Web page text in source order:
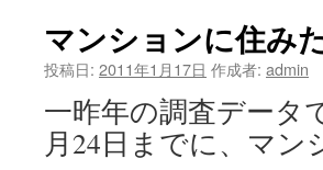
マンションに住み
投稿日: 2011年1月17日 作成者: admin
一昨年の調査データ
月24日までに、マ